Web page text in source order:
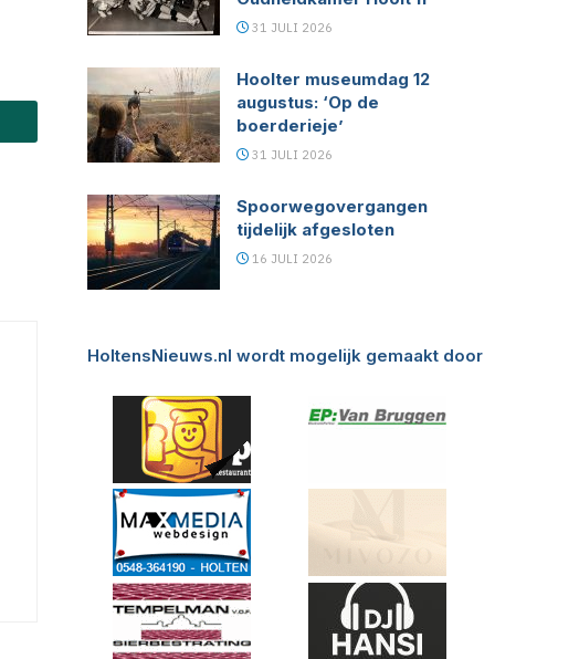
31 JULI 2026
Hoolter museumdag 12
augustus: ‘Op de
boerderieje’
31 JULI 2026
Spoorwegovergangen
tijdelijk afgesloten
16 JULI 2026
HoltensNieuws.nl wordt mogelijk gemaakt door